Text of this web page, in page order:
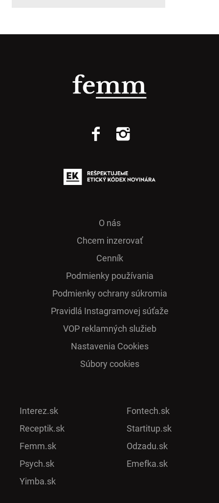
O nás
Chcem inzerovať
Cenník
Podmienky používania
Podmienky ochrany súkromia
Pra­vidlá Ins­ta­gra­mo­vej sú­ťaže
VOP reklamných služieb
Nastavenia Cookies
Súbory cookies
Interez.sk
Receptik.sk
Femm.sk
Psych.sk
Yimba.sk
Fontech.sk
Startitup.sk
Odzadu.sk
Emefka.sk